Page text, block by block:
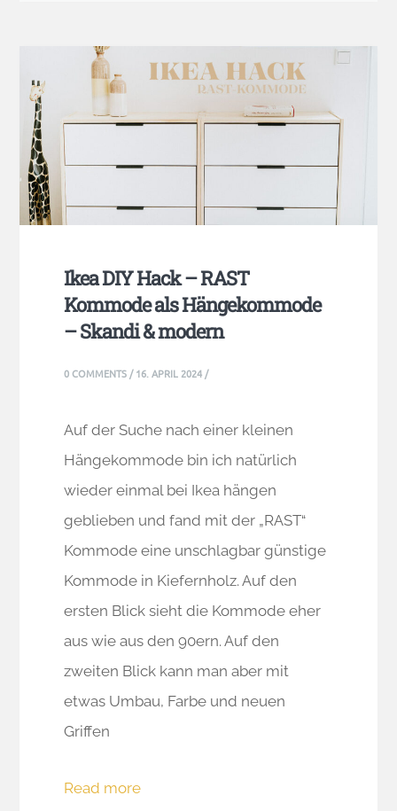
Ikea DIY Hack – RAST
Kommode als Hängekommode
– Skandi & modern
0 COMMENTS /16. APRIL 2024 /
Auf der Suche nach einer kleinen
Hängekommode bin ich natürlich
wieder einmal bei Ikea hängen
geblieben und fand mit der „RAST“
Kommode eine unschlagbar günstige
Kommode in Kiefernholz. Auf den
ersten Blick sieht die Kommode eher
aus wie aus den 90ern. Auf den
zweiten Blick kann man aber mit
etwas Umbau, Farbe und neuen
Griffen
Read more